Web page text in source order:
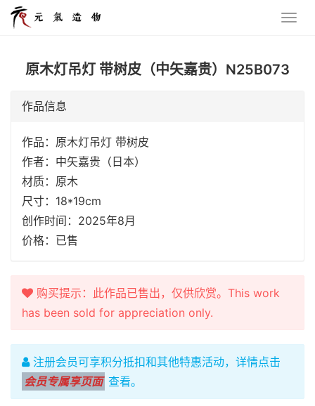
原木灯吊灯 带树皮（中矢嘉贵）N25B073
作品信息
作品：原木灯吊灯 带树皮
作者：中矢嘉贵（日本）
材质：原木
尺寸：18*19cm
创作时间：2025年8月
价格：已售
购买提示：此作品已售出，仅供欣赏。This work
has been sold for appreciation only.
注册会员可享积分抵扣和其他特惠活动，详情点击
会员专属享页面 查看。